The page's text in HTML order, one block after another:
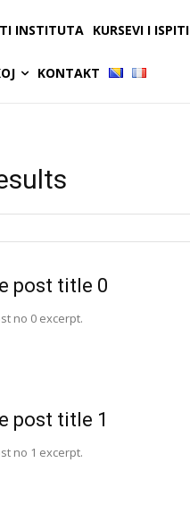
INSTITUTA KURSEVI I ISPITI
KONTAKT
post title 0
no 0 excerpt.
post title 1
no 1 excerpt.